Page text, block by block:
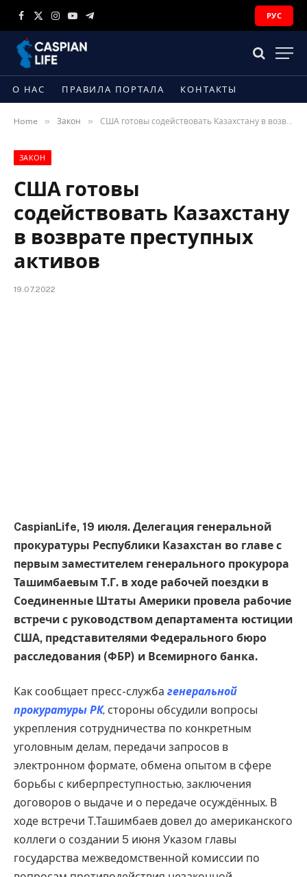
Facebook
X
Instagram
YouTubeTelegram
РУС
О НАС ПРАВИЛА ПОРТАЛА КОНТАКТЫ
Home » Закон » США готовы содействовать Казахстану в возврате преступных активов
ЗАКОН
США готовы
содействовать Казахстану
в возврате преступных
активов
19.07.2022
CaspianLife, 19 июля. Делегация генеральной
прокуратуры Республики Казахстан во главе с
первым заместителем генерального прокурора
Ташимбаевым Т.Г. в ходе рабочей поездки в
Соединенные Штаты Америки провела рабочие
встречи с руководством департамента юстиции
США, представителями Федерального бюро
расследования (ФБР) и Всемирного банка.
Как сообщает пресс-служба генеральной
прокуратуры РК, стороны обсудили вопросы
укрепления сотрудничества по конкретным
уголовным делам, передачи запросов в
электронном формате, обмена опытом в сфере
борьбы с киберпреступностью, заключения
договоров о выдаче и о передаче осуждённых. В
ходе встречи Т.Ташимбаев довел до американского
коллеги о создании 5 июня Указом главы
государства межведомственной комиссии по